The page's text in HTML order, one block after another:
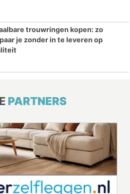
trouwringen kopen: zo
je zonder in te leveren op
PARTNERS